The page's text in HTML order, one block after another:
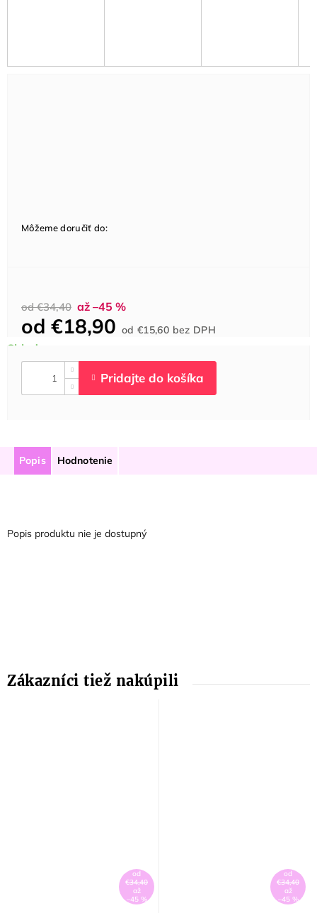
od €34,40 až –45 %
od €18,90 od€15,60 bez DPHcena:
Môžeme doručiť do:
Popis Hodnotenie
Popis produktu nie je dostupný
od
€34,40
až
–45 %
od
€34,40
až
–45 %